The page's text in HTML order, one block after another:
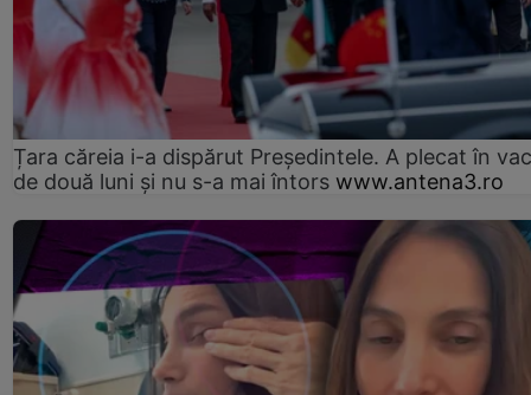
Țara căreia i-a dispărut Președintele. A plecat în
de două luni și nu s-a mai întors www.antena3.ro